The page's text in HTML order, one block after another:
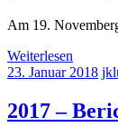
Am 19.
Weiterlesen
23. Januar 2018
2017 –